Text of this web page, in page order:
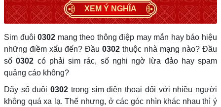
XEM Ý NGHĨA
Sim đuôi0302 mang theo thông điệp may mắn hay báo hiệu
những điềm xấu đến? Đầu 0302 thuộc nhà mạng nào? Đầu
số0302 có phải sim rác, số nghi ngờ lừa đảo hay spam
quảng cáo không?
Dãy số đuôi0302 trong sim điện thoại đối với nhiều người
không quá xa lạ. Thế nhưng, ở các góc nhìn khác nhau thì ý